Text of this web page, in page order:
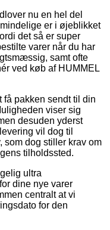
nu en hel del
er i øjeblikket
det så er super
varer når du har
samt ofte
ved køb af HUMMEL
pakken sendt til din
viser sig
desuden yderst
vil dog til
som dog stiller krav om
tilholdssted.
ultra
dine nye varer
centralt at vi
for den